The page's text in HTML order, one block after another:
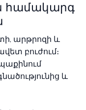
համակարգ
արթրոզի և
բուժում։
և